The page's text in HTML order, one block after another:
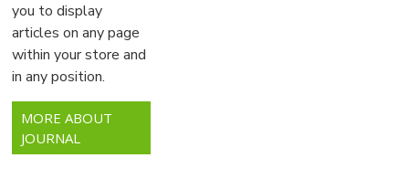
you to display
articles on any page
within your store and
in any position.
MORE ABOUT
JOURNAL